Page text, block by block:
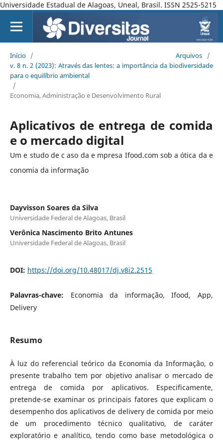
Universidade Estadual de Alagoas, Uneal, Brasil. ISSN 2525-5215
Início / Arquivos
/
v. 8 n. 2 (2023): Através das lentes: a importância da biodiversidade
para o equilíbrio ambiental
/
Economia, Administração e Desenvolvimento Rural
Aplicativos de entrega de comida
e o mercado digital
Um e studo de c aso da e mpresa Ifood.com sob a ótica da e
conomia da informação
Dayvisson Soares da Silva
Universidade Federal de Alagoas, Brasil
Verônica Nascimento Brito Antunes
Universidade Federal de Alagoas, Brasil
DOI: https://doi.org/10.48017/dj.v8i2.2515
Palavras-chave: Economia da informação, Ifood, App,
Delivery
Resumo
À luz do referencial teórico da Economia da Informação, o
presente trabalho tem por objetivo analisar o mercado de
entrega de comida por aplicativos. Especificamente,
pretende-se examinar os principais fatores que explicam o
desempenho dos aplicativos de delivery de comida por meio
de um procedimento técnico qualitativo, de caráter
exploratório e analítico, tendo como base metodológica o